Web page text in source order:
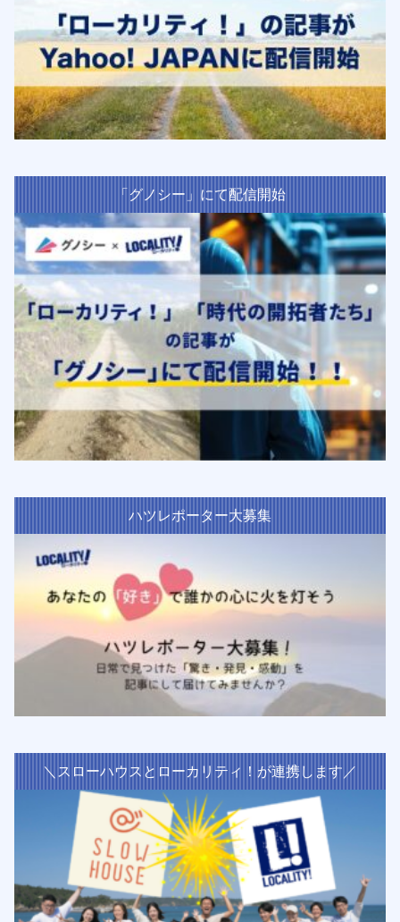
「グノシー」にて配信開始
ハツレポーター大募集
＼スローハウスとローカリティ！が連携します／